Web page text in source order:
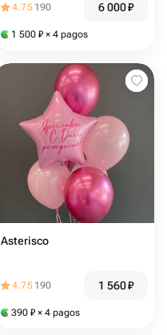
4.75 190 6 000₽
1 500 ₽ × 4 pagos
Asterisco
4.75 190 1 560₽
390 ₽ × 4 pagos